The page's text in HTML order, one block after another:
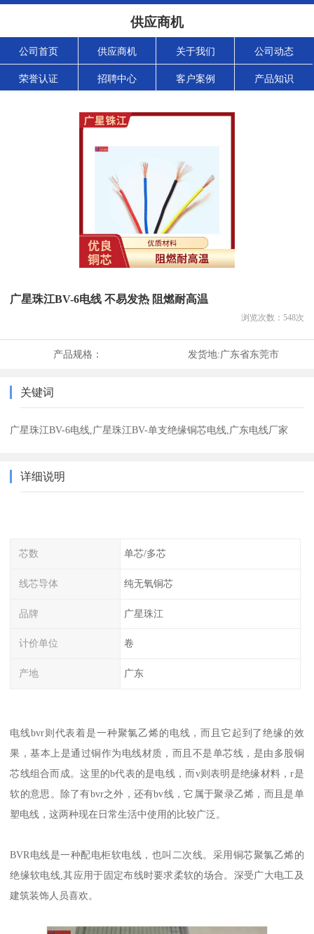
供应商机
公司首页 供应商机 关于我们 公司动态
荣誉认证 招聘中心 客户案例 产品知识
广星珠江BV-6电线 不易发热 阻燃耐高温
浏览次数： 548次
产品规格： 发货地:广东省东莞市
关键词
广星珠江BV-6电线,广星珠江BV-单支绝缘铜芯电线,广东电线厂家
详细说明
芯数 单芯/多芯
线芯导体 纯无氧铜芯
品牌 广星珠江
计价单位 卷
产地 广东
电线bvr则代表着是一种聚氯乙烯的电线，而且它起到了绝缘的效
果，基本上是通过铜作为电线材质，而且不是单芯线，是由多股铜
芯线组合而成。这里的b代表的是电线，而v则表明是绝缘材料，r是
软的意思。除了有bvr之外，还有bv线，它属于聚录乙烯，而且是单
塑电线，这两种现在日常生活中使用的比较广泛。
BVR电线是一种配电柜软电线，也叫二次线。采用铜芯聚氯乙烯的
绝缘软电线,其应用于固定布线时要求柔软的场合。深受广大电工及
建筑装饰人员喜欢。